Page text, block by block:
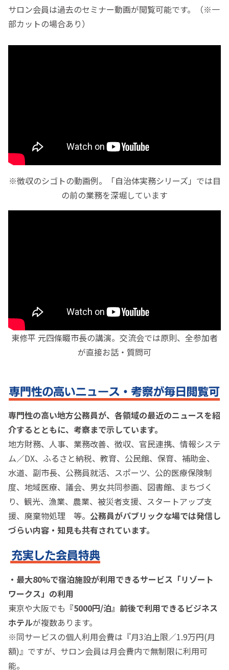
サロン会員は過去のセミナー動画が閲覧可能です。（※一
部カットの場合あり）
※徴収のシゴトの動画例。「自治体実務シリーズ」では目
の前の業務を深堀しています
東修平 元四條畷市長の講演。交流会では原則、全参加者
が直接お話・質問可
専門性の高い地方公務員が、各領域の最近のニュースを紹
介するとともに、考察まで示しています。
地方財務、人事、業務改善、徴収、官民連携、情報システ
ム／DX、ふるさと納税、教育、公民館、保育、補助金、
水道、副市長、公務員就活、スポーツ、公的医療保険制
度、地域医療、議会、男女共同参画、図書館、まちづく
り、観光、漁業、農業、被災者支援、スタートアップ支
援、廃棄物処理 等。 公務員がパブリックな場では発信し
づらい内容・知見も共有されています。
・最大80%で宿泊施設が利用できるサービス「リゾート
ワークス」の利用
東京や大阪でも 『5000円/泊』前後で利用できるビジネス
ホテルが複数あります。
※同サービスの個人利用会費は『月3泊上限／1.9万円(月
額)』ですが、サロン会員は月会費内で無制限に利用可
能。